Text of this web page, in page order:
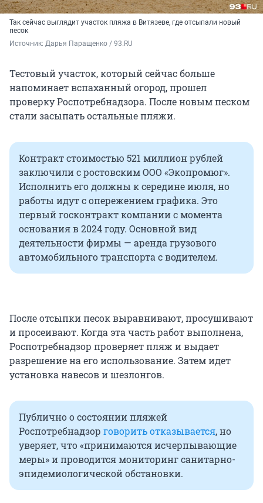
Так сейчас выглядит участок пляжа в Витязеве, где отсыпали новый
песок
Источник: Дарья Паращенко / 93.RU
Тестовый участок, который сейчас больше
напоминает вспаханный огород, прошел
проверку Роспотребнадзора. После новым песком
стали засыпать остальные пляжи.
Контракт стоимостью 521 миллион рублей
заключили с ростовским ООО «Экопромюг».
Исполнить его должны к середине июля, но
работы идут с опережением графика. Это
первый госконтракт компании с момента
основания в 2024 году. Основной вид
деятельности фирмы — аренда грузового
автомобильного транспорта с водителем.
После отсыпки песок выравнивают, просушивают
и просеивают. Когда эта часть работ выполнена,
Роспотребнадзор проверяет пляж и выдает
разрешение на его использование. Затем идет
установка навесов и шезлонгов.
Публично о состоянии пляжей
Роспотребнадзор говорить отказывается, но
уверяет, что «принимаются исчерпывающие
меры» и проводится мониторинг санитарно-
эпидемиологической обстановки.